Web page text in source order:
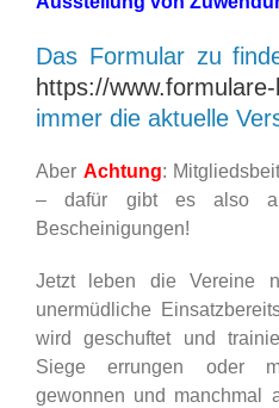
Das Formular zu
https://
immer die aktuelle
Aber Achtung:
– dafür gibt es also
Bescheinigungen!
Jetzt leben die Vereine
unermüdliche
wird geschuftet und
Siege errungen oder
gewonnen und manchmal